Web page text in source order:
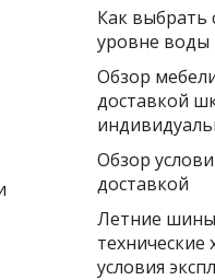
Как выбрать
уровне воды
Обзор
доставкой
Обзор
доставкой
Летние шины
технические
условия